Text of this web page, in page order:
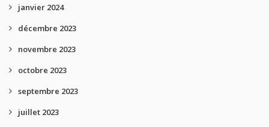
janvier 2024
décembre 2023
novembre 2023
octobre 2023
septembre 2023
juillet 2023